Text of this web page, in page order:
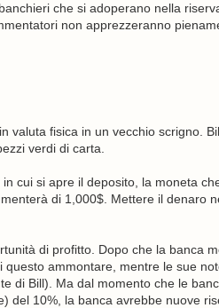
che si adoperano nella
non apprezzeranno
valuta fisica in un vecchio scrigno.
verdi di carta.
cui si apre il deposito, la moneta
di 1,000$. Mettere il denaro
di profitto. Dopo che la banca
ammontare, mentre le sue
di Bill). Ma dal momento che le
del 10%, la banca avrebbe nuove